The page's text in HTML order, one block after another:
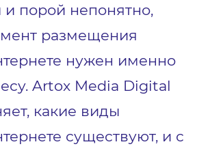
порой непонятно,
размещения
нужен именно
Artox Media Digital
какие виды
существуют, и с